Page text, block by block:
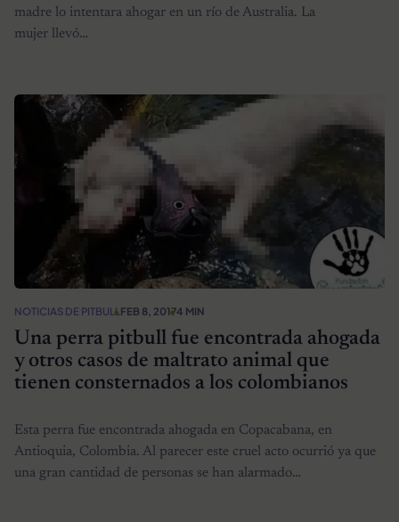
madre lo intentara ahogar en un río de Australia. La
mujer llevó…
NOTICIAS DE PITBULL FEB 8, 20174 MIN
Una perra pitbull fue encontrada ahogada
y otros casos de maltrato animal que
tienen consternados a los colombianos
Esta perra fue encontrada ahogada en Copacabana, en
Antioquia, Colombia. Al parecer este cruel acto ocurrió ya que
una gran cantidad de personas se han alarmado…